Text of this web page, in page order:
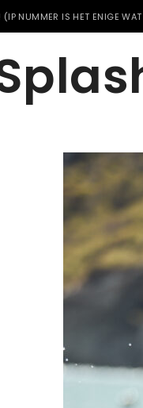
NUMMER IS HET ENIGE